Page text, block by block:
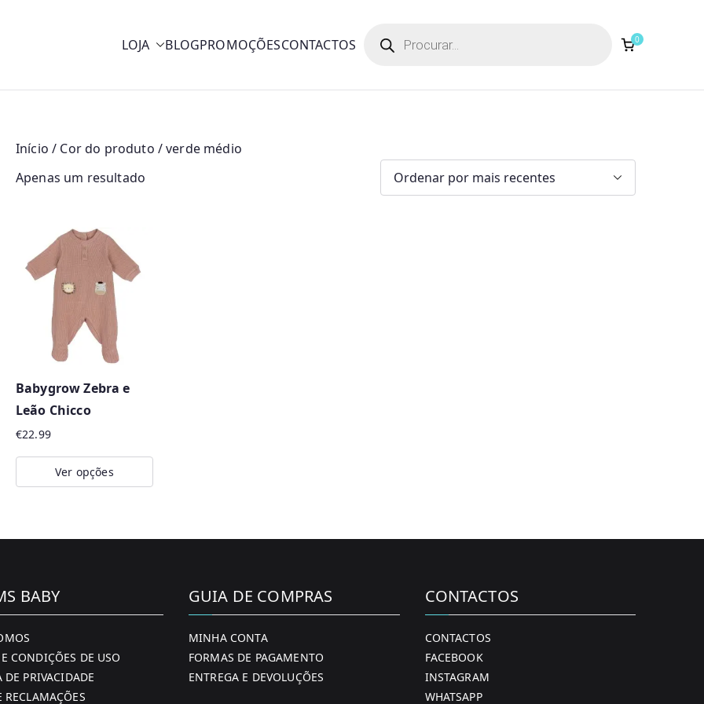
LOJA BLOGPROMOÇÕESCONTACTOS search 0
Início / Cor do produto / verde médio
Apenas um resultado
Babygrow Zebra e
Leão Chicco
€22.99
Ver opções
has
The
may
be
chosen
BABY
CONDIÇÕES DE USO
DE PRIVACIDADE
RECLAMAÇÕES
GUIA DE COMPRAS
MINHA CONTA
FORMAS DE PAGAMENTO
ENTREGA E DEVOLUÇÕES
CONTACTOS
CONTACTOS
FACEBOOK
INSTAGRAM
WHATSAPP